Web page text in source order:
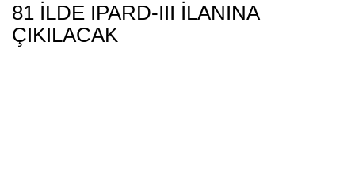
81 ILDE IPARD-III ILANINA
ÇIKILACAK